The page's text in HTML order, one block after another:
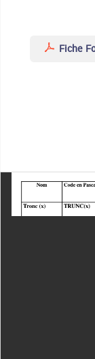
Fiche